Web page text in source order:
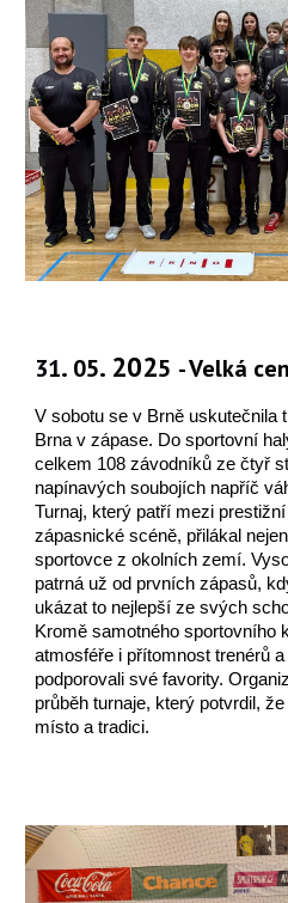
31. 05. 2025 - Velká
V sobotu se v Brně uskutečnila
Brna v zápase. Do sportovní
celkem 108 závodníků ze čtyř
napínavých soubojích napříč
Turnaj, který patří mezi
zápasnické scéně, přilákal
sportovce z okolních zemí.
patrná už od prvních zápasů,
ukázat to nejlepší ze svých
Kromě samotného sportovního
atmosféře i přítomnost trenérů
podporovali své favority.
průběh turnaje, který potvrdil,
místo a tradici.